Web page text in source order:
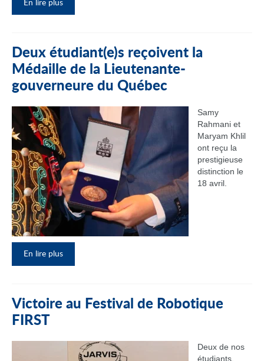
En lire plus
Deux étudiant(e)s reçoivent la
Médaille de la Lieutenante-
gouverneure du Québec
Samy
Rahmani et
Maryam Khlil
ont reçu la
prestigieuse
distinction le
18 avril.
En lire plus
Victoire au Festival de Robotique
FIRST
Deux de nos
étudiants,